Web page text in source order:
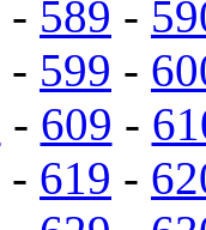
- 589 -
- 599 -
- 609 -
- 619 -